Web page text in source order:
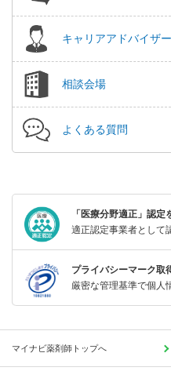
キャリアアドバイザ
相談会場
よくある質問
「医療分野適正」認定
適正認定事業者として
プライバシーマーク取
厳密な管理基準で個人
マイナビ薬剤師トップへ